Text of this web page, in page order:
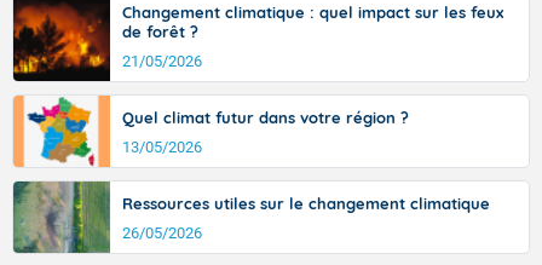
Changement climatique : quel impact sur les feux
de forêt ?
21/05/2026
Quel climat futur dans votre région ?
13/05/2026
Ressources utiles sur le changement climatique
26/05/2026